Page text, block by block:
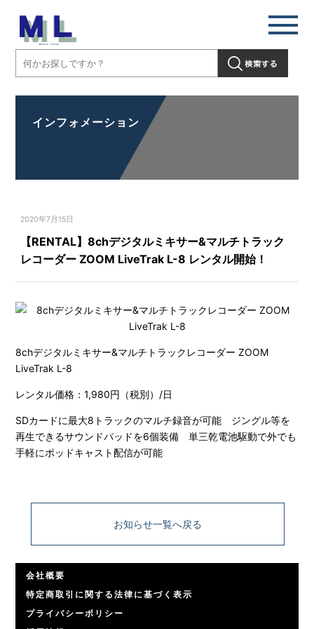
インフォメーション
2020年7月15日
【RENTAL】8chデジタルミキサー&マルチトラック
レコーダー ZOOM LiveTrak L-8 レンタル開始！
8chデジタルミキサー&マルチトラックレコーダー ZOOM
LiveTrak L-8
レンタル価格：1,980円（税別）/日
SDカードに最大8トラックのマルチ録音が可能 ジングル等を
再生できるサウンドパッドを6個装備 単三乾電池駆動で外でも
手軽にポッドキャスト配信が可能
お知らせ一覧へ戻る
会社概要
特定商取引に関する法律に基づく表示
プライバシーポリシー